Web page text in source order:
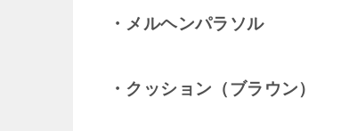
・メルヘンパラソル
・クッション（ブラウン）